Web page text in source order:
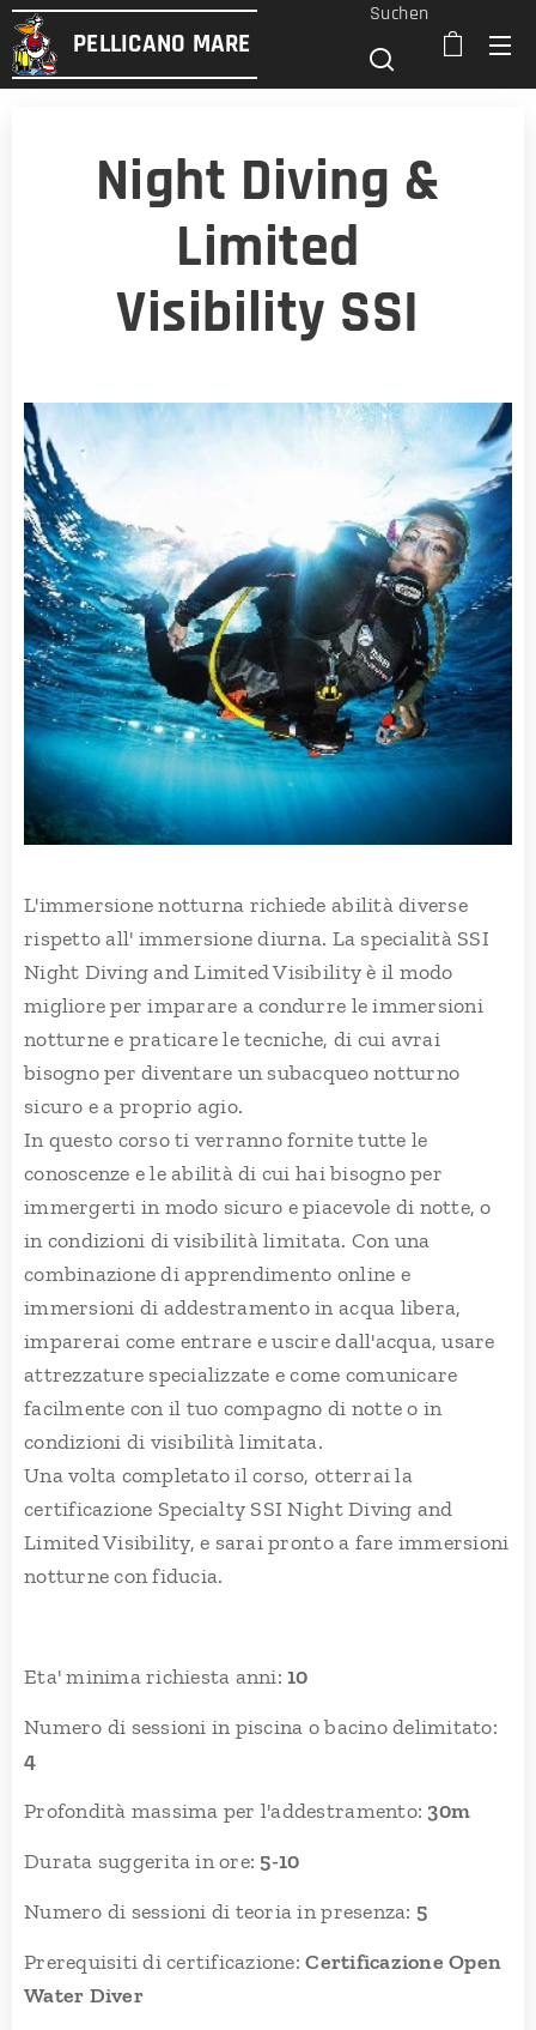
PELLICANO MARE
Suchen
Night Diving &
Limited
Visibility SSI
L'immersione notturna richiede abilità diverse
rispetto all' immersione diurna. La specialità SSI
Night Diving and Limited Visibility è il modo
migliore per imparare a condurre le immersioni
notturne e praticare le tecniche, di cui avrai
bisogno per diventare un subacqueo notturno
sicuro e a proprio agio.
In questo corso ti verranno fornite tutte le
conoscenze e le abilità di cui hai bisogno per
immergerti in modo sicuro e piacevole di notte, o
in condizioni di visibilità limitata. Con una
combinazione di apprendimento online e
immersioni di addestramento in acqua libera,
imparerai come entrare e uscire dall'acqua, usare
attrezzature specializzate e come comunicare
facilmente con il tuo compagno di notte o in
condizioni di visibilità limitata.
Una volta completato il corso, otterrai la
certificazione Specialty SSI Night Diving and
Limited Visibility, e sarai pronto a fare immersioni
notturne con fiducia.
Eta' minima richiesta anni:10
Numero di sessioni in piscina o bacino delimitato:
4
Profondità massima per l'addestramento:30m
Durata suggerita in ore: 5-10
Numero di sessioni di teoria in presenza: 5
Prerequisiti di certificazione: Certificazione Open
Water Diver